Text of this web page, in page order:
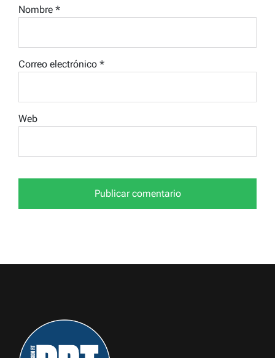
Nombre *
Correo electrónico *
Web